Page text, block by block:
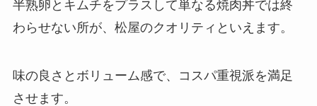
半熟卵とキムチをプラスして単なる焼肉丼では終
わらせない所が、松屋のクオリティといえます。
味の良さとボリューム感で、コスパ重視派を満足
させます。